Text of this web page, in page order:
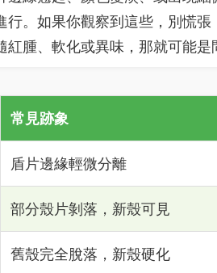
行。如果你觀察到這些，別慌
腫、軟化或異味，那就可能是
常見跡象
盾片邊緣輕微分離
部分殼片剝落，新殼可見
舊殼完全脫落，新殼硬化